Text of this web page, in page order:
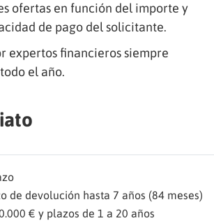
ofertas en función del importe y
de pago del solicitante.
expertos financieros siempre
el año.
de devolución hasta 7 años (84 meses)
€ y plazos de 1 a 20 años